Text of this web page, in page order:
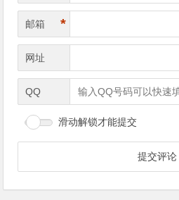
邮箱 *
网址
QQ
滑动解锁才能提交